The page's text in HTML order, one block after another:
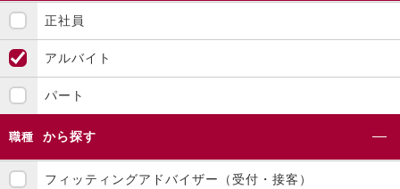
正社員
アルバイト
パート
職種 から探す
フィッティングアドバイザー（受付・接客）